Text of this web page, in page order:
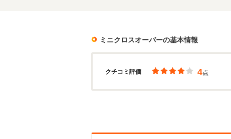
ミニクロスオーバーの基本情報
クチコミ評価 4点